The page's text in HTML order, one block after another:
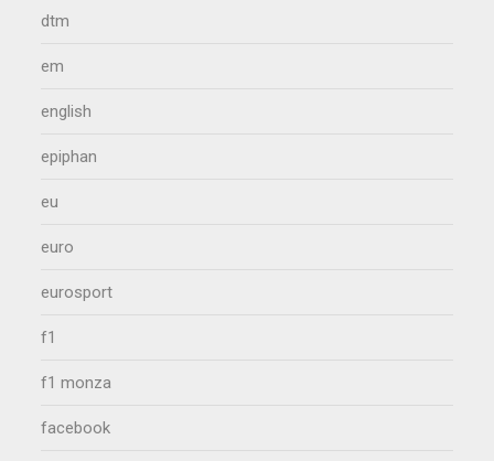
dtm
em
english
epiphan
eu
euro
eurosport
f1
f1 monza
facebook